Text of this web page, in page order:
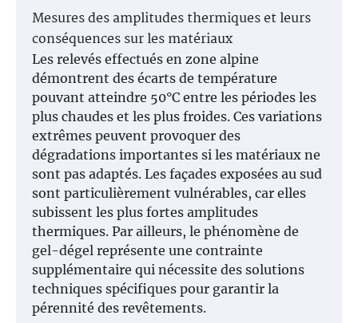
Mesures des amplitudes thermiques et leurs
conséquences sur les matériaux
Les relevés effectués en zone alpine
démontrent des écarts de température
pouvant atteindre 50°C entre les périodes les
plus chaudes et les plus froides. Ces variations
extrêmes peuvent provoquer des
dégradations importantes si les matériaux ne
sont pas adaptés. Les façades exposées au sud
sont particulièrement vulnérables, car elles
subissent les plus fortes amplitudes
thermiques. Par ailleurs, le phénomène de
gel-dégel représente une contrainte
supplémentaire qui nécessite des solutions
techniques spécifiques pour garantir la
pérennité des revêtements.